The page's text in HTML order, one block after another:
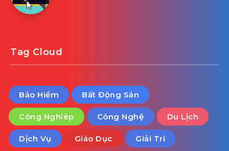
Tag Cloud
Bảo Hiểm Bất Động Sản
Công Nghiêp Công Nghệ Du Lịch
Dịch Vụ Giáo Dục Giải Trí